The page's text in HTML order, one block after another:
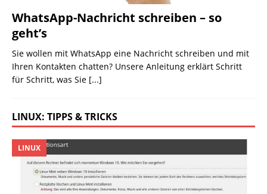
WhatsApp-Nachricht schreiben – so
geht’s
Sie wollen mit WhatsApp eine Nachricht schreiben und mit
Ihren Kontakten chatten? Unsere Anleitung erklärt Schritt
für Schritt, was Sie [...]
LINUX: TIPPS & TRICKS
LINUX